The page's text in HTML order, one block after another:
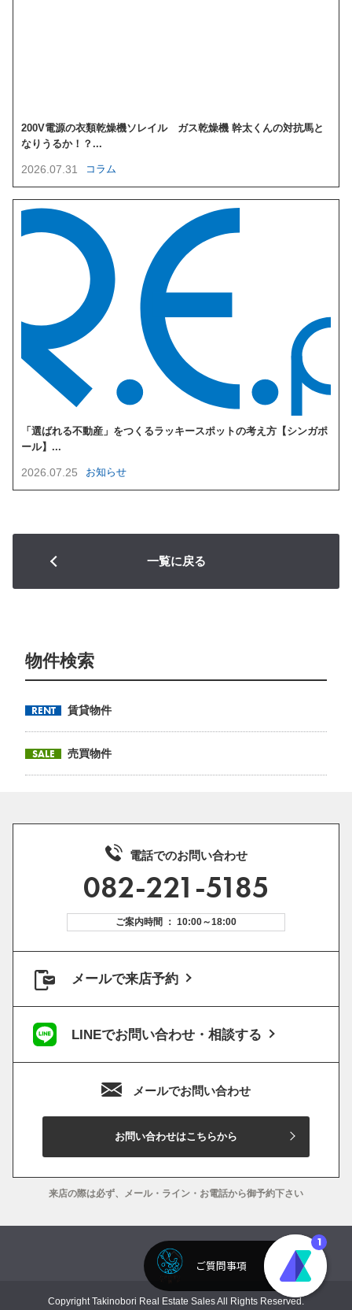
200V電源の衣類乾燥機ソレイル ガス乾燥機 幹太くんの対抗馬と
なりうるか！？...
2026.07.31 コラム
「選ばれる不動産」をつくるラッキースポットの考え方【シンガポ
ール】...
2026.07.25 お知らせ
一覧に戻る
物件検索
RENT 賃貸物件
SALE 売買物件
電話でのお問い合わせ
082-221-5185
ご案内時間 ： 10:00～18:00
メールで来店予約
LINEでお問い合わせ・相談する
メールでお問い合わせ
お問い合わせはこちらから
来店の際は必ず、メール・ライン・お電話から御予約下さい
Copyright Takinobori Real Estate Sales All Rights Reserved.